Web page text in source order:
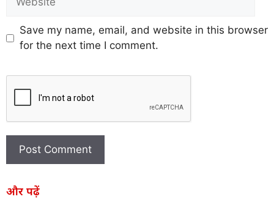
Save my name, email, and website in this browser
for the next time I comment.
और पढ़ें